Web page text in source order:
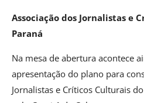
Associação dos Jornalistas e
Paraná
Na mesa de abertura acontece
apresentação do plano para
Jornalistas e Críticos Culturais